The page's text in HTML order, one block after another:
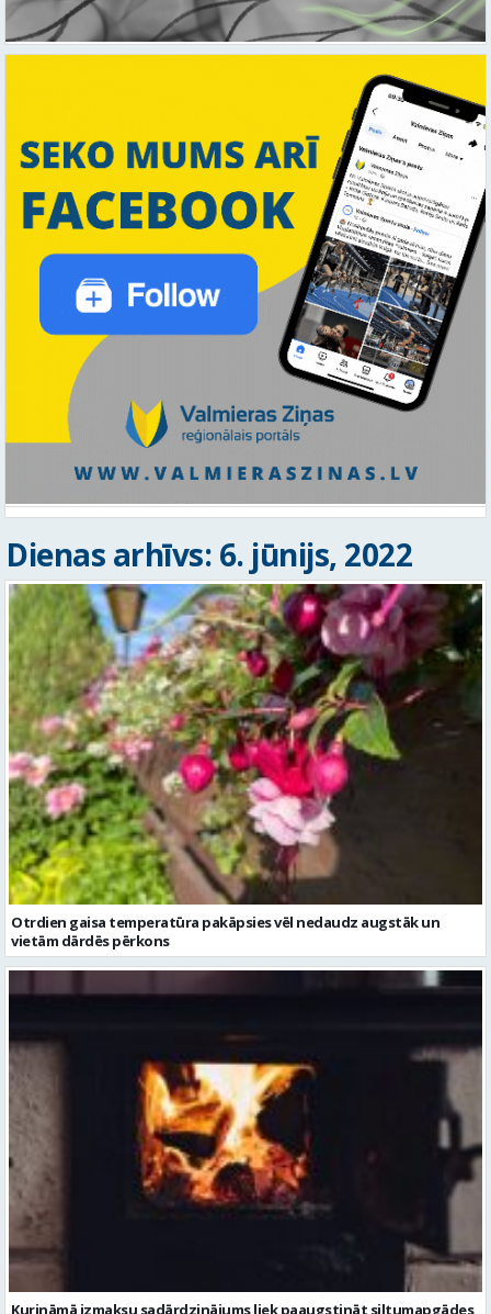
Dienas arhīvs: 6. jūnijs, 2022
Otrdien gaisa temperatūra pakāpsies vēl nedaudz augstāk un
vietām dārdēs pērkons
Kurināmā izmaksu sadārdzinājums liek paaugstināt siltumapgādes